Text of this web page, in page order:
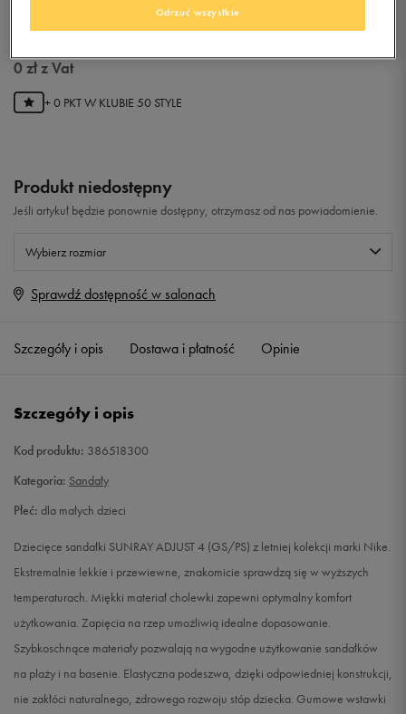
0 złz Vat
+ 0 PKT W KLUBIE 50 STYLE
Produkt niedostępny
Jeśli artykuł będzie ponownie dostępny, otrzymasz od nas powiadomienie.
Wybierz rozmiar
Rozmiary EU
32 20 cm
35 22 cm Powiadom o dostępności
Sprawdź dostępność w salonach
Szczegóły i opis Dostawa i płatność Opinie
Szczegóły i opis
Kod produktu: 386518300
Kategoria: Sandały
Płeć: dla małych dzieci
Dziecięce sandałki SUNRAY ADJUST 4 (GS/PS) z letniej kolekcji marki Nike.
Ekstremalnie lekkie i przewiewne, znakomicie sprawdzą się w wyższych
temperaturach. Miękki materiał cholewki zapewni optymalny komfort
użytkowania. Zapięcia na rzep umożliwią idealne dopasowanie.
Szybkoschnące materiały pozwalają na wygodne użytkowanie sandałków
na plaży i na basenie. Elastyczna podeszwa, dzięki odpowiedniej konstrukcji,
nie zakłóci naturalnego, zdrowego rozwoju stóp dziecka. Gumowe wstawki
Odrzuć wszystkie